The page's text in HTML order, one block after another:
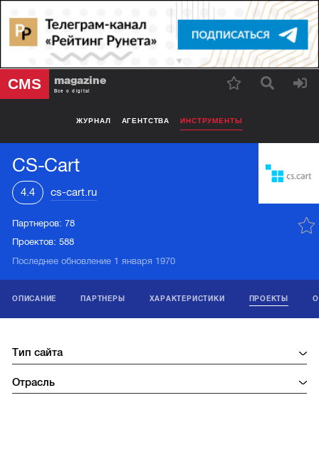
CMS magazine
Все о digital
ЖУРНАЛ АГЕНТСТВА ИНСТРУМЕНТЫ
CS-Cart
4.4 cs-cart.ru
Партнеров:78
Проектов:588
Последнее обновление 1 января 1970
ОПИСАНИЕ ПАРТНЕРЫ ХАРАКТЕРИСТИКИ ПРОЕКТЫ